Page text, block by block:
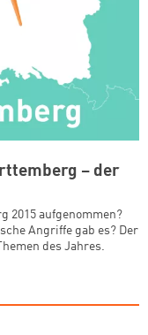
– der
2015 aufgenommen?
Angriffe gab es? Der
des Jahres.